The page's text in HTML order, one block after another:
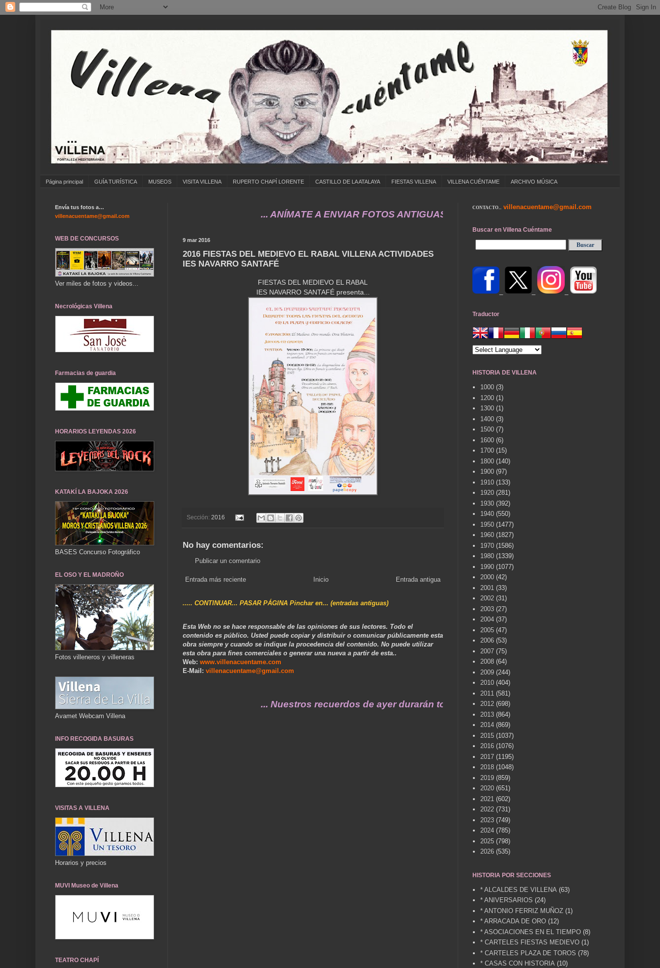
Página principal GUÍA TURÍSTICA MUSEOS VISITA VILLENA RUPERTO CHAPÍ LORENTE CASTILLO DE LA ATALAYA FIESTAS VILLENA VILLENA CUÉNTAME ARCHIVO MÚSICA
... ANÍMATE A ENVIAR FOTOS ANTIGUAS DE ... COLEGIOS ... CUMPLEAÑOS ... CARNAVAL
9 mar 2016
2016 FIESTAS DEL MEDIEVO EL RABAL VILLENA ACTIVIDADES
IES NAVARRO SANTAFÉ
FIESTAS DEL MEDIEVO EL RABAL
IES NAVARRO SANTAFÉ presenta...
Sección: 2016
No hay comentarios:
Publicar un comentario
Entrada más reciente Entrada antigua
Inicio
..... CONTINUAR... PASAR PÁGINA Pinchar en... (entradas antiguas)
Esta Web no se hace responsable de las opiniones de sus lectores. Todo el
contenido es público. Usted puede copiar y distribuir o comunicar públicamente esta
obra siempre y cuando se indique la procedencia del contenido. No puede utilizar
esta obra para fines comerciales o generar una nueva a partir de esta..
Web: www.villenacuentame.com
E-Mail: villenacuentame@gmail.com
... Nuestros recuerdos de ayer durarán toda una vida .... TÚ HACES VILLENA CUÉNTAME... UN
Envía tus fotos a…
villenacuentame@gmail.com
WEB DE CONCURSOS
Ver miles de fotos y videos...
Necrológicas Villena
Farmacias de guardia
HORARIOS LEYENDAS 2026
KATAKÍ LA BAJOKA 2026
BASES Concurso Fotográfico
EL OSO Y EL MADROÑO
Fotos villeneros y villeneras
Avamet Webcam Villena
INFO RECOGIDA BASURAS
VISITAS A VILLENA
Horarios y precios
MUVI Museo de Villena
TEATRO CHAPÍ
CONTACTO... villenacuentame@gmail.com
Buscar en Villena Cuéntame
Traductor
HISTORIA DE VILLENA
1000 (3)
1200 (1)
1300 (1)
1400 (3)
1500 (7)
1600 (6)
1700 (15)
1800 (140)
1900 (97)
1910 (133)
1920 (281)
1930 (392)
1940 (550)
1950 (1477)
1960 (1827)
1970 (1586)
1980 (1339)
1990 (1077)
2000 (42)
2001 (33)
2002 (31)
2003 (27)
2004 (37)
2005 (47)
2006 (53)
2007 (75)
2008 (64)
2009 (244)
2010 (404)
2011 (581)
2012 (698)
2013 (864)
2014 (869)
2015 (1037)
2016 (1076)
2017 (1195)
2018 (1048)
2019 (859)
2020 (651)
2021 (602)
2022 (731)
2023 (749)
2024 (785)
2025 (798)
2026 (535)
HISTORIA POR SECCIONES
* ALCALDES DE VILLENA (63)
* ANIVERSARIOS (24)
* ANTONIO FERRIZ MUÑOZ (1)
* ARRACADA DE ORO (12)
* ASOCIACIONES EN EL TIEMPO (8)
* CARTELES FIESTAS MEDIEVO (1)
* CARTELES PLAZA DE TOROS (78)
* CASAS CON HISTORIA (10)